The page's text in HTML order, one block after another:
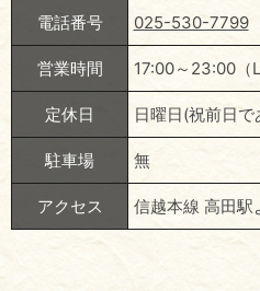
電話番号 025-530-7799
営業時間 17:00～23:00（
定休日 日曜日(祝前日
駐車場 無
アクセス 信越本線 高田駅